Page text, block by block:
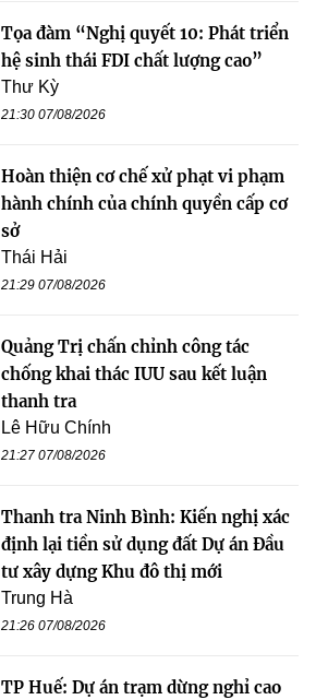
Tọa đàm “Nghị quyết 10: Phát triển
hệ sinh thái FDI chất lượng cao”
Thư Kỳ
21:30 07/08/2026
Hoàn thiện cơ chế xử phạt vi phạm
hành chính của chính quyền cấp cơ
sở
Thái Hải
21:29 07/08/2026
Quảng Trị chấn chỉnh công tác
chống khai thác IUU sau kết luận
thanh tra
Lê Hữu Chính
21:27 07/08/2026
Thanh tra Ninh Bình: Kiến nghị xác
định lại tiền sử dụng đất Dự án Đầu
tư xây dựng Khu đô thị mới
Trung Hà
21:26 07/08/2026
TP Huế: Dự án trạm dừng nghỉ cao